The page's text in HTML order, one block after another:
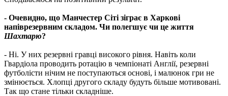
- Очевидно, що Манчестер Сіті зіграє в Харкові
напіврезервним складом. Чи полегшує чи це життя
Шахтарю?
- Ні. У них резервні гравці високого рівня. Навіть коли
Гвардіола проводить ротацію в чемпіонаті Англії, резервні
футболісти нічим не поступаються основі, і малюнок гри не
змінюється. Хлопці другого складу будуть більше мотивовані.
Так що стане тільки складніше.